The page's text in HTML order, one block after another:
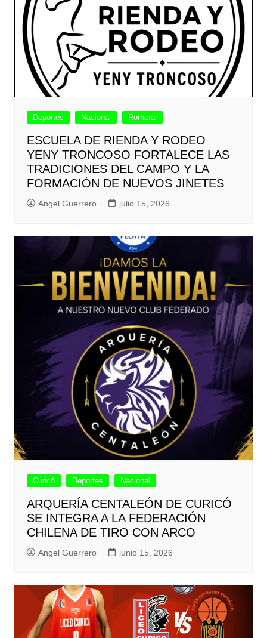
Deportes Nacional Romeral
ESCUELA DE RIENDA Y RODEO
YENY TRONCOSO FORTALECE LAS
TRADICIONES DEL CAMPO Y LA
FORMACIÓN DE NUEVOS JINETES
Angel Guerrero julio 15, 2026
Curicó Deportes Nacional
ARQUERÍA CENTALEÓN DE CURICÓ
SE INTEGRA A LA FEDERACIÓN
CHILENA DE TIRO CON ARCO
Angel Guerrero junio 15, 2026